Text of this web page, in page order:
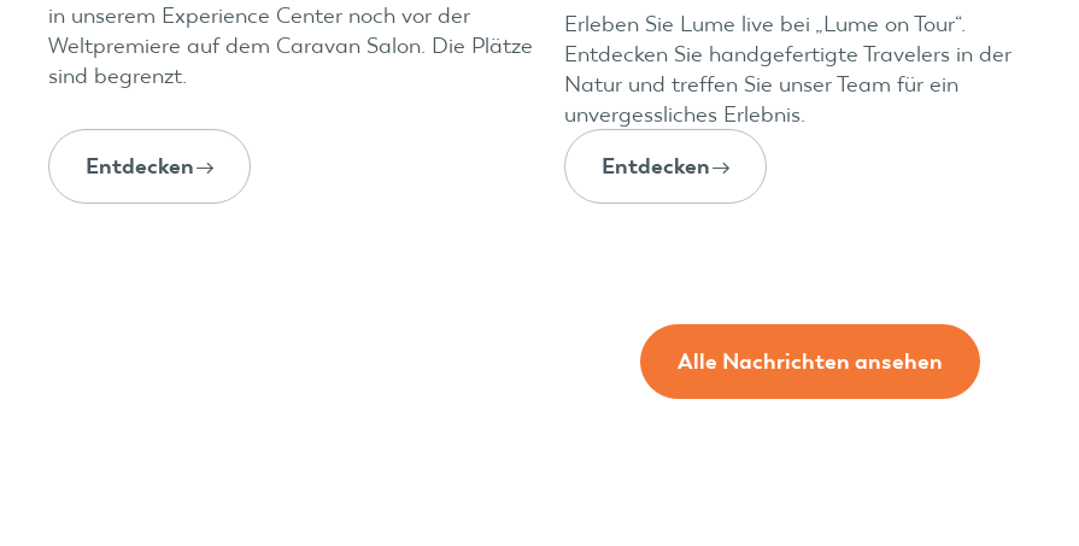
in unserem Experience Center noch vor der
Weltpremiere auf dem Caravan Salon. Die Plätze
sind begrenzt.
Entdecken
Erleben Sie Lume live bei „Lume on Tour“.
Entdecken Sie handgefertigte Travelers in der
Natur und treffen Sie unser Team für ein
unvergessliches Erlebnis.
Entdecken
Alle Nachrichten ansehen